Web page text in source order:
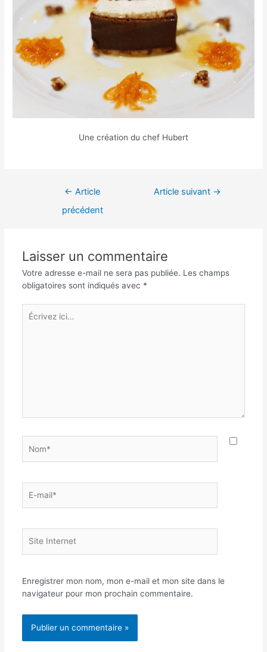
Une création du chef Hubert
Navigation← Article
précédent
Article suivant →
Laisser un commentaire
Votre adresse e-mail ne sera pas publiée. Les champs
obligatoires sont indiqués avec *
Écrivez
ici…
mail*
Internet
Enregistrer mon nom, mon e-mail et mon site dans le
navigateur pour mon prochain commentaire.